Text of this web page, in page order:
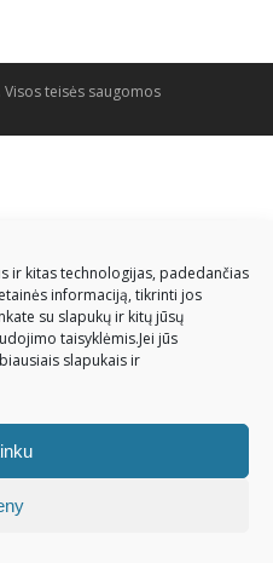
ir kitas technologijas, padedančias
informaciją, tikrinti jos
su slapukų ir kitų jūsų
taisyklėmis.Jei jūs
slapukais ir
teisės saugomos